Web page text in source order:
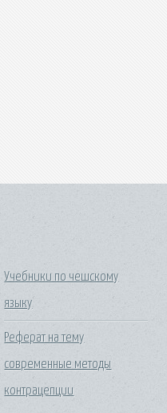
Учебники по чешскому
языку
Реферат на тему
современные методы
контрацепции